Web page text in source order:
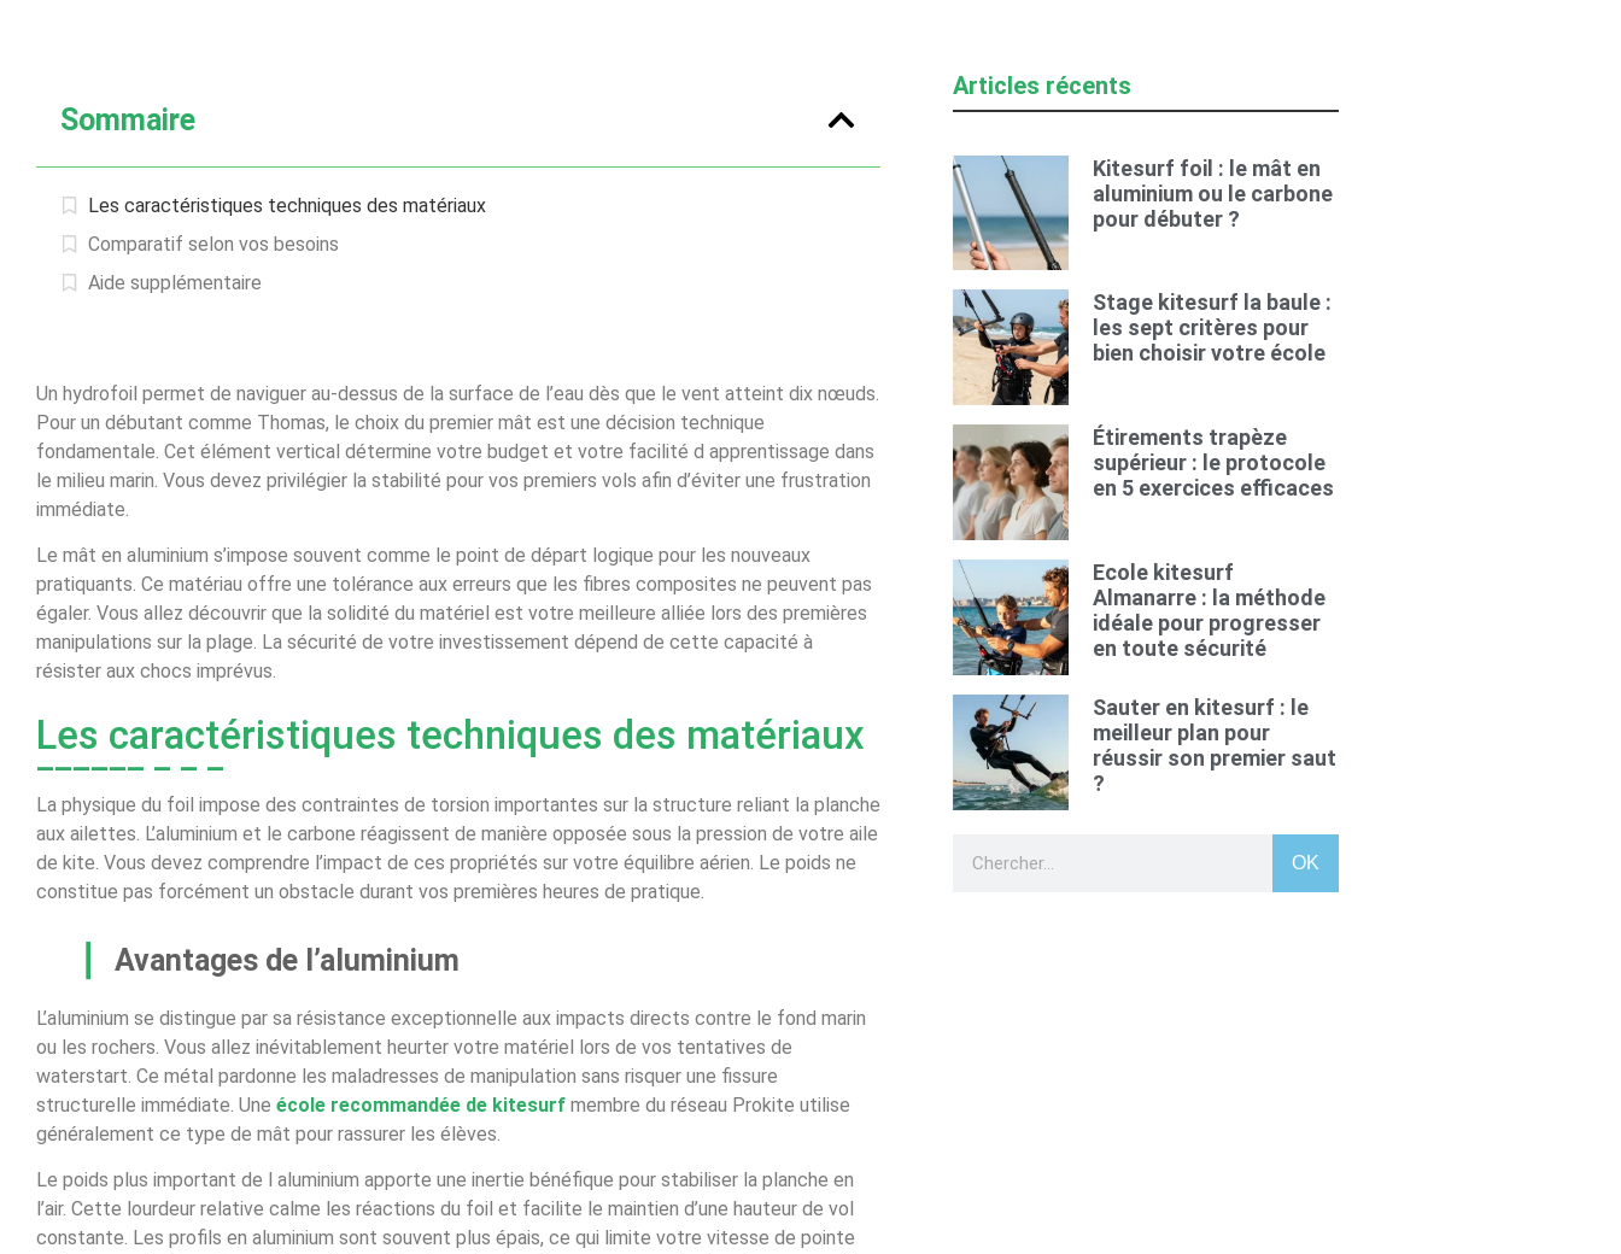
Sommaire
Les caractéristiques techniques des matériaux
Comparatif selon vos besoins
Aide supplémentaire
Un hydrofoil permet de naviguer au-dessus de la surface de l’eau dès que le vent atteint dix nœuds.
Pour un débutant comme Thomas, le choix du premier mât est une décision technique
fondamentale. Cet élément vertical détermine votre budget et votre facilité d apprentissage dans
le milieu marin. Vous devez privilégier la stabilité pour vos premiers vols afin d’éviter une frustration
immédiate.
Le mât en aluminium s’impose souvent comme le point de départ logique pour les nouveaux
pratiquants. Ce matériau offre une tolérance aux erreurs que les fibres composites ne peuvent pas
égaler. Vous allez découvrir que la solidité du matériel est votre meilleure alliée lors des premières
manipulations sur la plage. La sécurité de votre investissement dépend de cette capacité à
résister aux chocs imprévus.
Les caractéristiques techniques des matériaux
La physique du foil impose des contraintes de torsion importantes sur la structure reliant la planche
aux ailettes. L’aluminium et le carbone réagissent de manière opposée sous la pression de votre aile
de kite. Vous devez comprendre l’impact de ces propriétés sur votre équilibre aérien. Le poids ne
constitue pas forcément un obstacle durant vos premières heures de pratique.
Avantages de l’aluminium
L’aluminium se distingue par sa résistance exceptionnelle aux impacts directs contre le fond marin
ou les rochers. Vous allez inévitablement heurter votre matériel lors de vos tentatives de
waterstart. Ce métal pardonne les maladresses de manipulation sans risquer une fissure
structurelle immédiate. Une école recommandée de kitesurf membre du réseau Prokite utilise
généralement ce type de mât pour rassurer les élèves.
Le poids plus important de l aluminium apporte une inertie bénéfique pour stabiliser la planche en
l’air. Cette lourdeur relative calme les réactions du foil et facilite le maintien d’une hauteur de vol
constante. Les profils en aluminium sont souvent plus épais, ce qui limite votre vitesse de pointe
Articles récents
Kitesurf foil : le mât en
aluminium ou le carbone
pour débuter ?
Stage kitesurf la baule :
les sept critères pour
bien choisir votre école
Étirements trapèze
supérieur : le protocole
en 5 exercices efficaces
Ecole kitesurf
Almanarre : la méthode
idéale pour progresser
en toute sécurité
Sauter en kitesurf : le
meilleur plan pour
réussir son premier saut
?
OK